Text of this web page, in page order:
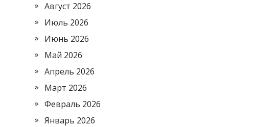
Август 2026
Июль 2026
Июнь 2026
Май 2026
Апрель 2026
Март 2026
Февраль 2026
Январь 2026